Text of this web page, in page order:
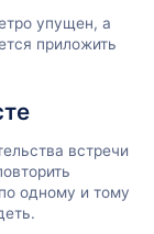
упущен, а
приложить
встречи
одному и тому